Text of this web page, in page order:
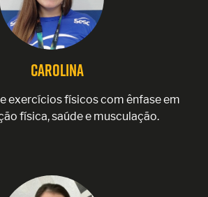
Carolina
exercícios físicos com ênfase em
física, saúde e musculação.